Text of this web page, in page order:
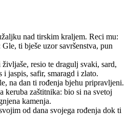
nad tirskim kraljem. Reci mu:
ti bješe uzor savršenstva, pun
resio te dragulj svaki, sard,
jaspis, safir, smaragd i zlato.
na dan ti rođenja bjehu pripravljeni.
keruba zaštitnika: bio si na svetoj
kamenja.
od dana svojega rođenja dok ti